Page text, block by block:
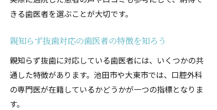
に
導
歯医者による抜歯後の経過観察とサポート
体制
痛みや腫れを抑える歯医者の治療後アドバ
きる歯医者を選ぶことが大切です。
親知らず抜歯対応の歯医者の特徴を知ろう
親知らず抜歯に対応している歯医者には、いくつかの共
通した特徴があります。池田市や大東市では、口腔外科
の専門医が在籍しているかどうかが一つの指標となりま
す。